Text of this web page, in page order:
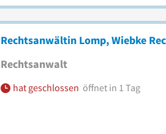
Rechtsanwältin Lomp, Wiebke
Rechtsanwalt
hat geschlossen öffnet in 1 Tag